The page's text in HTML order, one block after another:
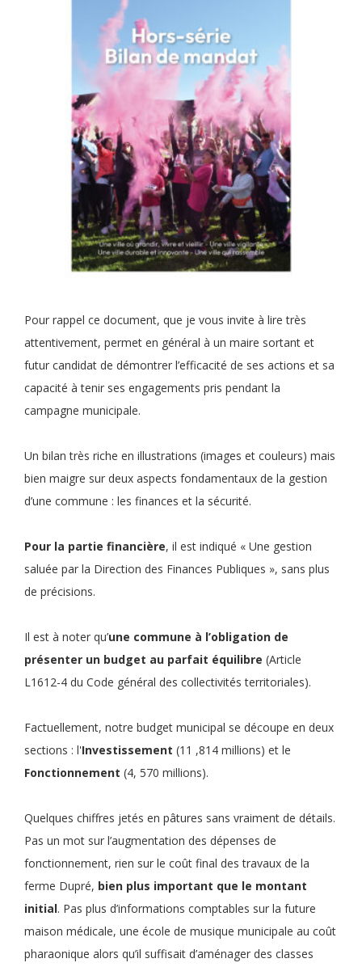
Pour rappel ce document, que je vous invite à lire très
attentivement, permet en général à un maire sortant et
futur candidat de démontrer l’efficacité de ses actions et sa
capacité à tenir ses engagements pris pendant la
campagne municipale.
Un bilan très riche en illustrations (images et couleurs) mais
bien maigre sur deux aspects fondamentaux de la gestion
d’une commune : les finances et la sécurité.
Pour la partie financière, il est indiqué « Une gestion
saluée par la Direction des Finances Publiques », sans plus
de précisions.
Il est à noter qu’une commune à l’obligation de
présenter un budget au parfait équilibre (Article
L1612-4 du Code général des collectivités territoriales).
Factuellement, notre budget municipal se découpe en deux
sections : l'Investissement (11 ,814 millions) et le
Fonctionnement (4, 570 millions).
Quelques chiffres jetés en pâtures sans vraiment de détails.
Pas un mot sur l’augmentation des dépenses de
fonctionnement, rien sur le coût final des travaux de la
ferme Dupré, bien plus important que le montant
initial. Pas plus d’informations comptables sur la future
maison médicale, une école de musique municipale au coût
pharaonique alors qu’il suffisait d’aménager des classes